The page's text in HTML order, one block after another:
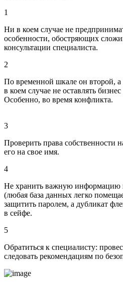
1
Ни в коем случае не
особенности, обостряющих
консультации специалиста.
2
По временной шкале он второй,
в коем случае не оставлять
Особенно, во время конфликта.
3
Проверить права собственности
его на свое имя.
4
Не хранить важную информацию
(любая база данных легко
защитить паролем, а дубликат
в сейфе.
5
Обратиться к специалисту:
следовать рекомендациям по